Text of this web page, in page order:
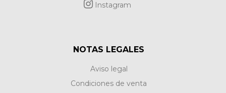
Instagram
NOTAS LEGALES
Aviso legal
Condiciones de venta